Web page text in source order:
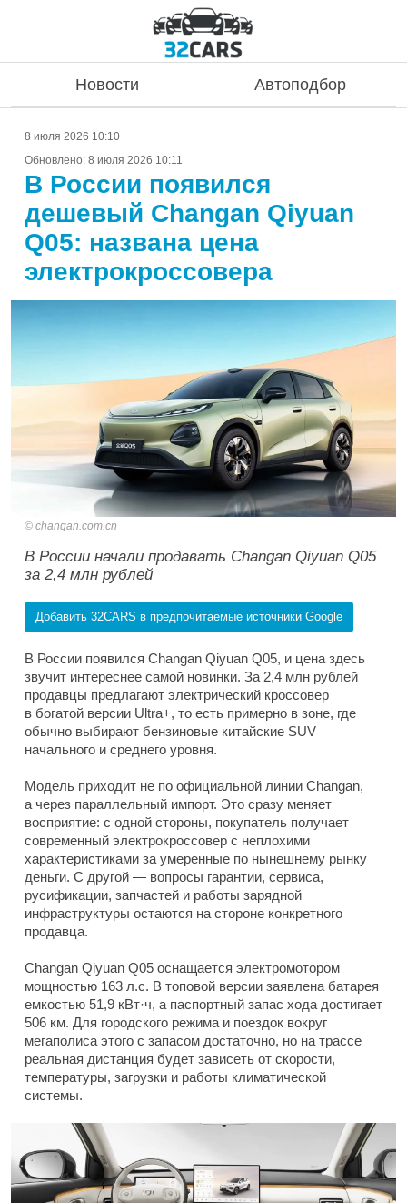
Новости Автоподбор
8 июля 2026 10:10
Обновлено: 8 июля 2026 10:11
В России появился
дешевый Changan Qiyuan
Q05: названа цена
электрокроссовера
changan.com.cn
В России начали продавать Changan Qiyuan Q05
за 2,4 млн рублей
Добавить 32CARS в предпочитаемые источники Google
В России появился Changan Qiyuan Q05, и цена здесь
звучит интереснее самой новинки. За 2,4 млн рублей
продавцы предлагают электрический кроссовер
в богатой версии Ultra+, то есть примерно в зоне, где
обычно выбирают бензиновые китайские SUV
начального и среднего уровня.
Модель приходит не по официальной линии Changan,
а через параллельный импорт. Это сразу меняет
восприятие: с одной стороны, покупатель получает
современный электрокроссовер с неплохими
характеристиками за умеренные по нынешнему рынку
деньги. С другой — вопросы гарантии, сервиса,
русификации, запчастей и работы зарядной
инфраструктуры остаются на стороне конкретного
продавца.
Changan Qiyuan Q05 оснащается электромотором
мощностью 163 л.с. В топовой версии заявлена батарея
емкостью 51,9 кВт·ч, а паспортный запас хода достигает
506 км. Для городского режима и поездок вокруг
мегаполиса этого с запасом достаточно, но на трассе
реальная дистанция будет зависеть от скорости,
температуры, загрузки и работы климатической
системы.